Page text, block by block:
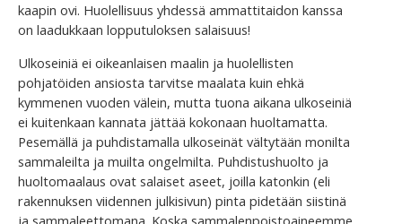
kaapin ovi. Huolellisuus yhdessä ammattitaidon kanssa
on laadukkaan lopputuloksen salaisuus!
Ulkoseiniä ei oikeanlaisen maalin ja huolellisten
pohjatöiden ansiosta tarvitse maalata kuin ehkä
kymmenen vuoden välein, mutta tuona aikana ulkoseiniä
ei kuitenkaan kannata jättää kokonaan huoltamatta.
Pesemällä ja puhdistamalla ulkoseinät vältytään monilta
sammaleilta ja muilta ongelmilta. Puhdistushuolto ja
huoltomaalaus ovat salaiset aseet, joilla katonkin (eli
rakennuksen viidennen julkisivun) pinta pidetään siistinä
ja sammaleettomana. Koska sammalenpoistoaineemme